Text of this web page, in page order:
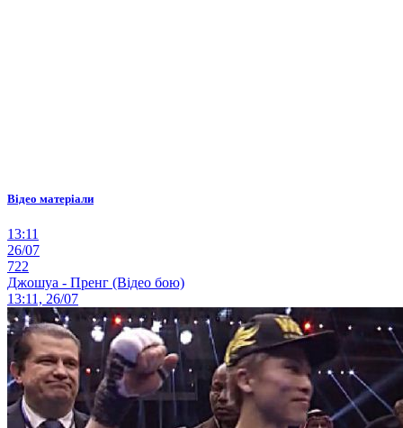
Відео матеріали
13:11
26/07
722
Джошуа - Пренг (Відео бою)
13:11, 26/07